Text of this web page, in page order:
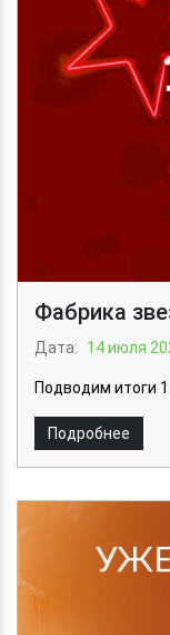
Фабрика
Дата: 14 июля
Подводим итоги
Подробнее